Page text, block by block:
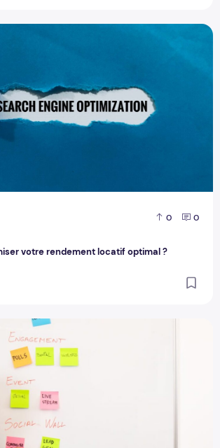
0 0
votre rendement locatif optimal ?
votre rendement locatif optimal ?
avec leadsway.fr : l'expertise en